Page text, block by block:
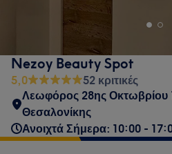
Nezoy Beauty Spot
5,0
52 κριτικές
Λεωφόρος 28ης Οκτωβρίου
Θεσαλονίκης
Ανοιχτά Σήμερα: 10:00 -